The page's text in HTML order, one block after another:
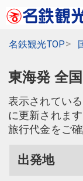
名鉄観光TOP
東海発 全
表示されてい
に更新されま
旅行代金をご確
出発地